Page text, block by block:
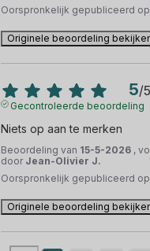
Oorspronkelijk gepubliceerd
Originele beoordeling
5/5
Gecontroleerde beoordeling
Niets op aan te merken
Beoordeling van 15-5-2026 ,
door Jean-Olivier J.
Oorspronkelijk gepubliceerd
Originele beoordeling